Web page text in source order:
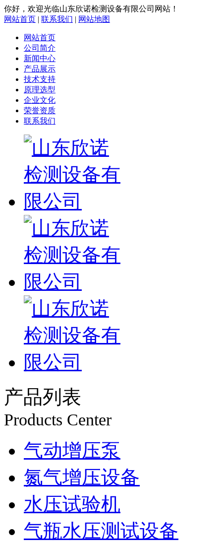
你好，欢迎光临山东欣诺检测设备有限公司网站！
网站首页 | 联系我们 | 网站地图
网站首页
公司简介
新闻中心
产品展示
技术支持
原理选型
企业文化
荣誉资质
联系我们
产品列表
Products Center
气动增压泵
氮气增压设备
水压试验机
气瓶水压测试设备